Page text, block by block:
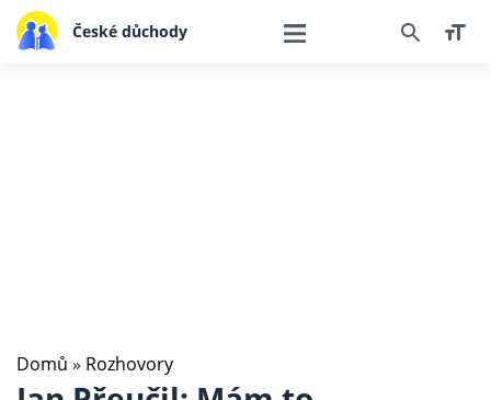
České důchody
Domů » Rozhovory